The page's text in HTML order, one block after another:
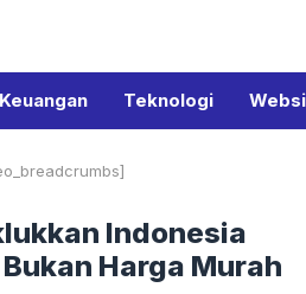
Keuangan Teknologi
Indonesia
Harga Murah